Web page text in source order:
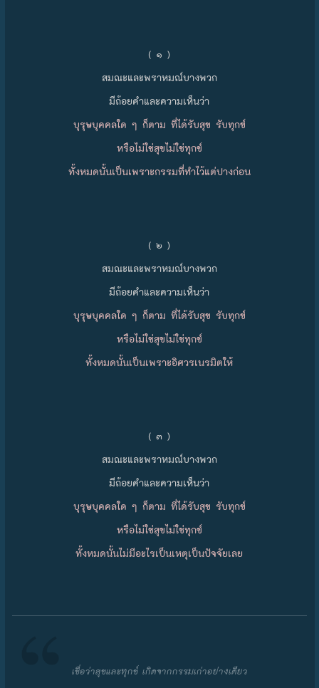
( ๑ )
สมณะและพราหมณ์บางพวก
มีถ้อยคำและความเห็นว่า
บุรุษบุคคลใด ๆ ก็ตาม ที่ได้รับสุข รับทุกข์
หรือไม่ใช่สุขไม่ใช่ทุกข์
ทั้งหมดนั้นเป็นเพราะกรรมที่ทำไว้แต่ปางก่อน
( ๒ )
สมณะและพราหมณ์บางพวก
มีถ้อยคำและความเห็นว่า
บุรุษบุคคลใด ๆ ก็ตาม ที่ได้รับสุข รับทุกข์
หรือไม่ใช่สุขไม่ใช่ทุกข์
ทั้งหมดนั้นเป็นเพราะอิศวรเนรมิตให้
( ๓ )
สมณะและพราหมณ์บางพวก
มีถ้อยคำและความเห็นว่า
บุรุษบุคคลใด ๆ ก็ตาม ที่ได้รับสุข รับทุกข์
หรือไม่ใช่สุขไม่ใช่ทุกข์
ทั้งหมดนั้นไม่มีอะไรเป็นเหตุเป็นปัจจัยเลย
เชื่อว่าสุขและทุกข์ เกิดจากกรรมเก่าอย่างเดียว